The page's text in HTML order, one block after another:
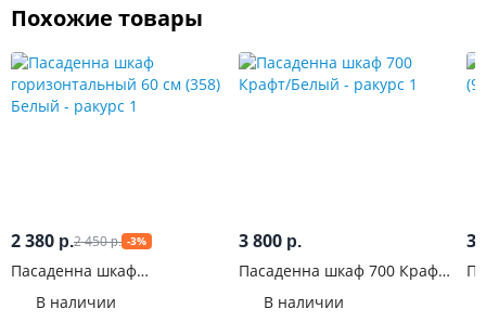
Похожие товары
2 380 р.2 450р. -3%
Пасаденна шкаф
Белый
В наличии
3 800 р.
Пасаденна шкаф 700 Крафт/
В наличии
3